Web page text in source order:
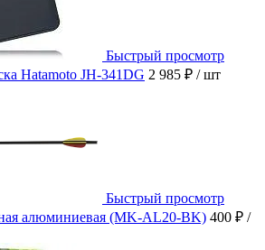
Быстрый просмотр
Hatamoto JH-341DG 2 985 ₽ / шт
Быстрый просмотр
алюминиевая (MK-AL20-BK) 400 ₽ /